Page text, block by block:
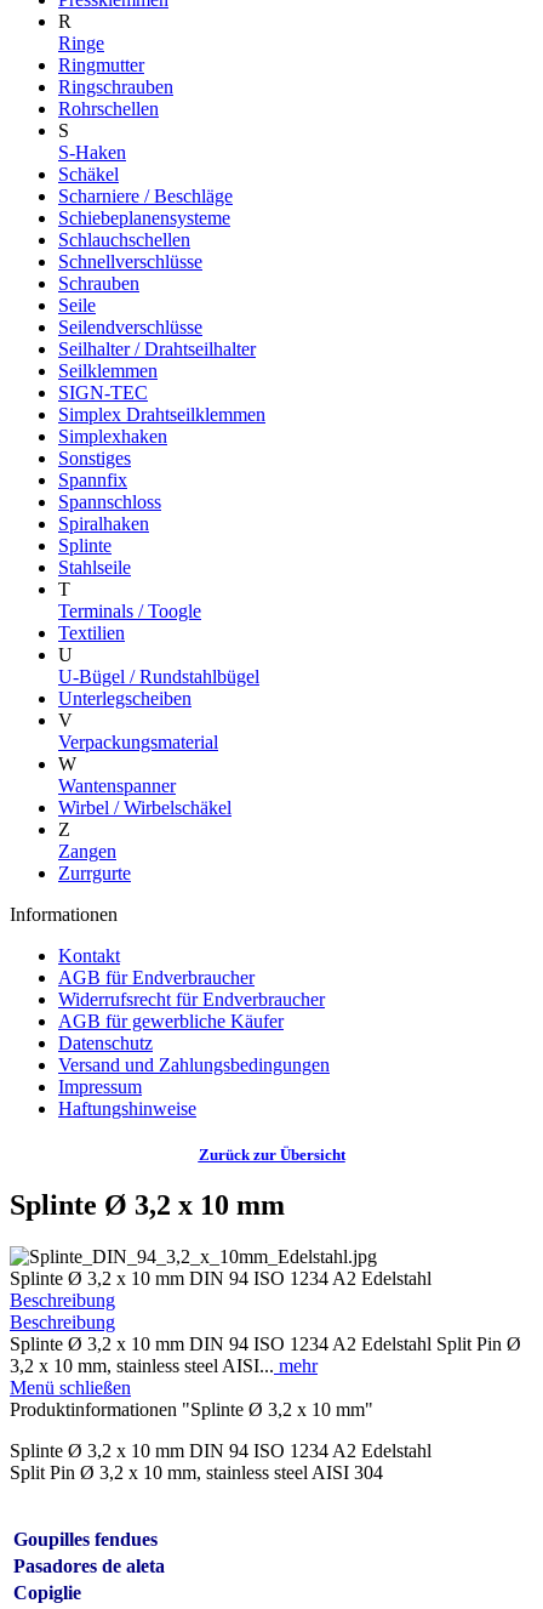
R
Ringe
Ringmutter
Ringschrauben
Rohrschellen
S
S-Haken
Schäkel
Scharniere / Beschläge
Schiebeplanensysteme
Schlauchschellen
Schnellverschlüsse
Schrauben
Seile
Seilendverschlüsse
Seilhalter / Drahtseilhalter
Seilklemmen
SIGN-TEC
Simplex Drahtseilklemmen
Simplexhaken
Sonstiges
Spannfix
Spannschloss
Spiralhaken
Splinte
Stahlseile
T
Terminals / Toogle
Textilien
U
U-Bügel / Rundstahlbügel
Unterlegscheiben
V
Verpackungsmaterial
W
Wantenspanner
Wirbel / Wirbelschäkel
Z
Zangen
Zurrgurte
Informationen
Kontakt
AGB für Endverbraucher
Widerrufsrecht für Endverbraucher
AGB für gewerbliche Käufer
Datenschutz
Versand und Zahlungsbedingungen
Impressum
Haftungshinweise
Zurück zur Übersicht
Splinte Ø 3,2 x 10 mm
Splinte Ø 3,2 x 10 mm DIN 94 ISO 1234 A2 Edelstahl
Beschreibung
Beschreibung
Splinte Ø 3,2 x 10 mm DIN 94 ISO 1234 A2 Edelstahl Split Pin Ø
3,2 x 10 mm, stainless steel AISI... mehr
Menü schließen
Produktinformationen "Splinte Ø 3,2 x 10 mm"
Splinte Ø 3,2 x 10 mm DIN 94 ISO 1234 A2 Edelstahl
Split Pin Ø 3,2 x 10 mm, stainless steel AISI 304
Goupilles fendues
Pasadores de aleta
Copiglie